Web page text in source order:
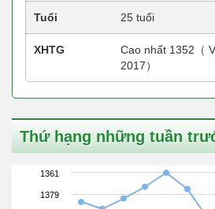
Tuổi 25 tuổi
XHTG
Cao nhất 1352（
2017）
Thứ hạng những tuần
1361
1379